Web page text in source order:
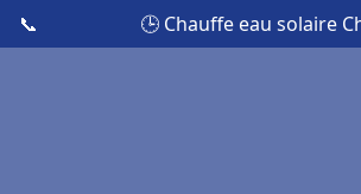
📞 🕒 Chauffe eau solaire